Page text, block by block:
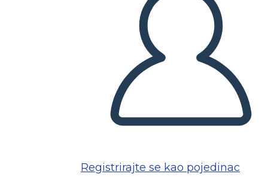
Registrirajte se kao pojedinac